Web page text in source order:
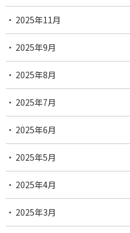
2025年11月
2025年9月
2025年8月
2025年7月
2025年6月
2025年5月
2025年4月
2025年3月